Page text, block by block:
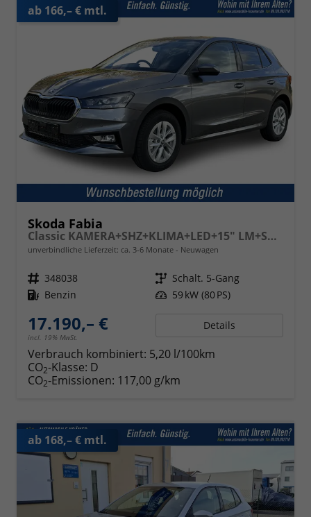
ab 166,– € mtl.
Skoda Fabia
Classic KAMERA+SHZ+KLIMA+LED+15" LM+SMARTLINK
unverbindliche Lieferzeit: ca. 3-6 Monate Neuwagen
Fahrzeugnr. 348038 Getriebe Schalt. 5-Gang
Kraftstoff Benzin Leistung 59 kW (80 PS)
17.190,– €
incl. 19% MwSt.
Details
Verbrauch kombiniert: 5,20 l/100km
CO2-Klasse: D
CO2-Emissionen: 117,00 g/km
ab 168,– € mtl.